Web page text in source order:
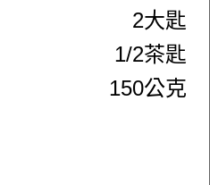
2大匙
1/2茶匙
150公克